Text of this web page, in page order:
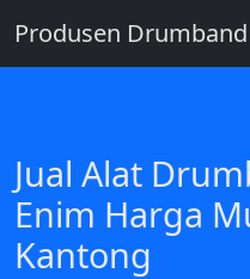
Produsen Drumband
Jual Alat
Enim Harga
Kantong